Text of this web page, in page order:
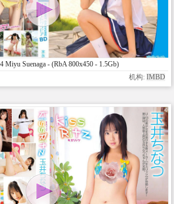
Miyu Suenaga - (RbA 800x450 - 1.5Gb)
机构: IMBD